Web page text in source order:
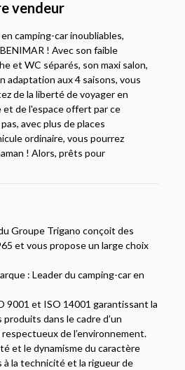
vendeur
camping-car inoubliables,
! Avec son faible
et WC séparés, son maxi salon,
adaptation aux 4 saisons, vous
de la liberté de voyager en
et de l'espace offert par ce
avec plus de places
ordinaire, vous pourrez
! Alors, prêts pour
Groupe Trigano conçoit des
et vous propose un large choix
: Leader du camping-car en
9001 et ISO 14001 garantissant la
dans le cadre d’un
de l’environnement.
et le dynamisme du caractère
la technicité et la rigueur de